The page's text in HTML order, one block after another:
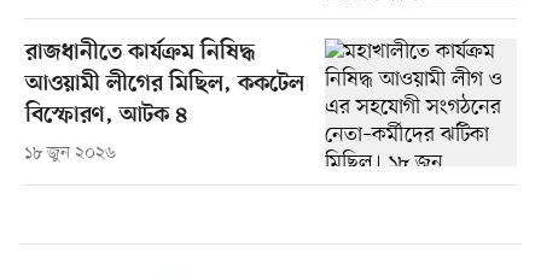
রাজধানীতে কার্যক্রম নিষিদ্ধ
আওয়ামী লীগের মিছিল, ককটেল
বিস্ফোরণ, আটক ৪
১৮ জুন ২০২৬